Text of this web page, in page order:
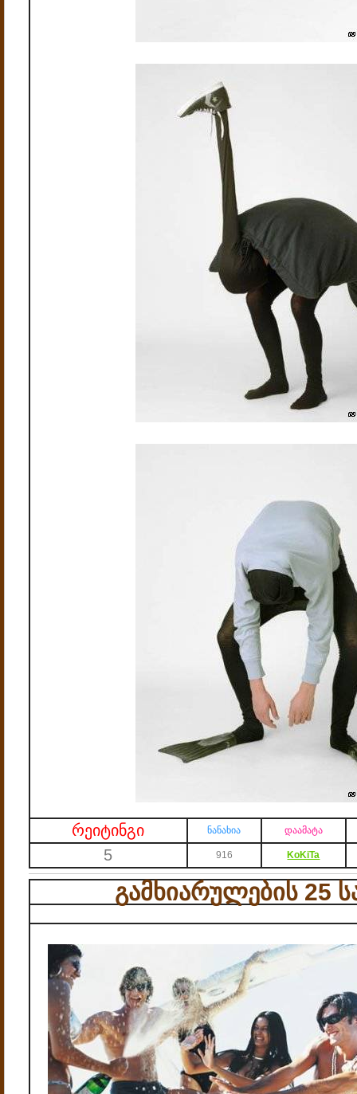
რეიტინგი ნანახია დაამატა
5 916 KoKiTa
გამხიარულების 25